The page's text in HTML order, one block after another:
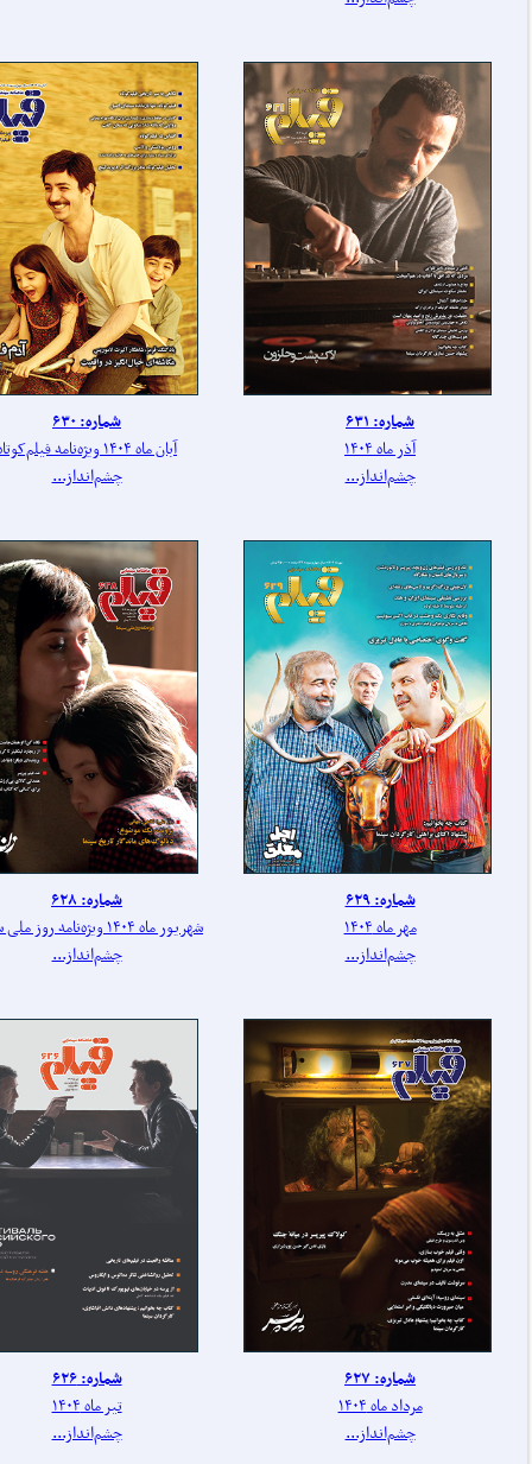
شماره: ۶۳۱
آذر ماه ۱۴۰۴
چشم‌انداز...
شماره: ۶۳۰
آبان ماه ۱۴۰۴ ویژه‌نامه فیلم‌کوتاه
چشم‌انداز...
شماره: ۶۲۹
مهر ماه ۱۴۰۴
چشم‌انداز...
شماره: ۶۲۸
شهریور ماه ۱۴۰۴ ویژه‌نامه روز ملی سینما
چشم‌انداز...
شماره: ۶۲۷
مرداد ماه ۱۴۰۴
چشم‌انداز...
شماره: ۶۲۶
تیر ماه ۱۴۰۴
چشم‌انداز...